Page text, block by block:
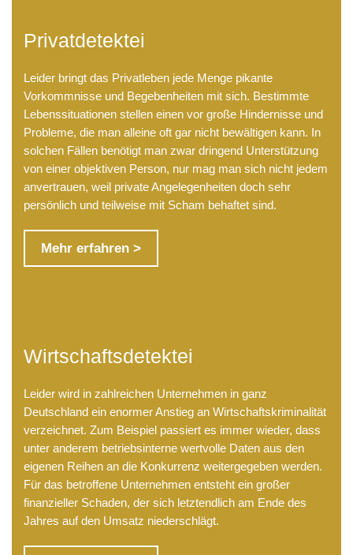
Privatdetektei
Leider bringt das Privatleben jede Menge pikante
Vorkommnisse und Begebenheiten mit sich. Bestimmte
Lebenssituationen stellen einen vor große Hindernisse und
Probleme, die man alleine oft gar nicht bewältigen kann. In
solchen Fällen benötigt man zwar dringend Unterstützung
von einer objektiven Person, nur mag man sich nicht jedem
anvertrauen, weil private Angelegenheiten doch sehr
persönlich und teilweise mit Scham behaftet sind.
Mehr erfahren >
Wirtschaftsdetektei
Leider wird in zahlreichen Unternehmen in ganz
Deutschland ein enormer Anstieg an Wirtschaftskriminalität
verzeichnet. Zum Beispiel passiert es immer wieder, dass
unter anderem betriebsinterne wertvolle Daten aus den
eigenen Reihen an die Konkurrenz weitergegeben werden.
Für das betroffene Unternehmen entsteht ein großer
finanzieller Schaden, der sich letztendlich am Ende des
Jahres auf den Umsatz niederschlägt.